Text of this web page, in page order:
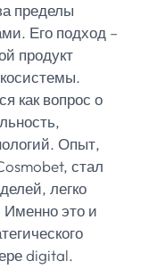
пределы
Его подход –
продукт
как вопрос о
Опыт,
стал
легко
это и
digital.